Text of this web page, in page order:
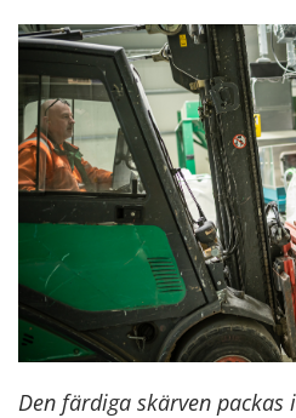
Den färdiga skärven packas